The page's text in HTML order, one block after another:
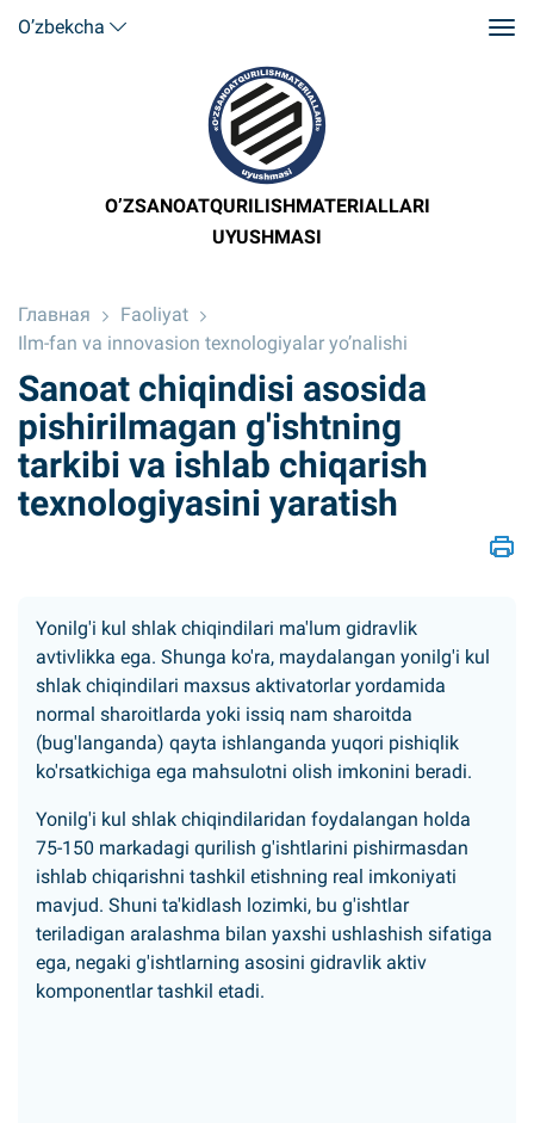
O’zbekcha
O’ZSANOATQURILISHMATERIALLARI
UYUSHMASI
Главная
Faoliyat
Ilm-fan va innovasion texnologiyalar yo’nalishi
Sanoat chiqindisi asosida
pishirilmagan g'ishtning
tarkibi va ishlab chiqarish
texnologiyasini yaratish
Yonilg'i kul shlak chiqindilari ma'lum gidravlik
avtivlikka ega. Shunga ko'ra, maydalangan yonilg'i kul
shlak chiqindilari maxsus aktivatorlar yordamida
normal sharoitlarda yoki issiq nam sharoitda
(bug'langanda) qayta ishlanganda yuqori pishiqlik
ko'rsatkichiga ega mahsulotni olish imkonini beradi.
Yonilg'i kul shlak chiqindilaridan foydalangan holda
75-150 markadagi qurilish g'ishtlarini pishirmasdan
ishlab chiqarishni tashkil etishning real imkoniyati
mavjud. Shuni ta'kidlash lozimki, bu g'ishtlar
teriladigan aralashma bilan yaxshi ushlashish sifatiga
ega, negaki g'ishtlarning asosini gidravlik aktiv
komponentlar tashkil etadi.